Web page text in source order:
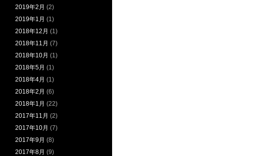
2019年2月 (2)
2019年1月 (1)
2018年12月 (1)
2018年11月 (7)
2018年10月 (1)
2018年5月 (1)
2018年4月 (1)
2018年2月 (6)
2018年1月 (22)
2017年11月 (2)
2017年10月 (7)
2017年9月 (8)
2017年8月 (9)